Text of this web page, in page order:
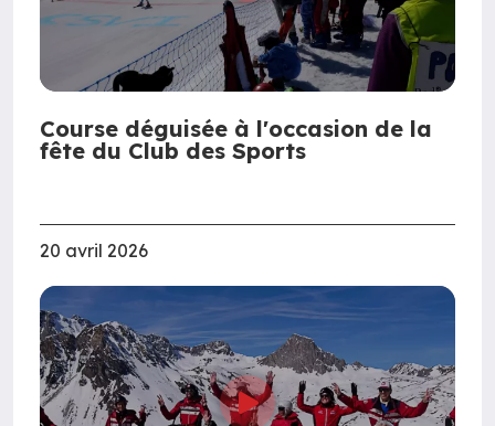
Course déguisée à l'occasion de la
fête du Club des Sports
20 avril 2026